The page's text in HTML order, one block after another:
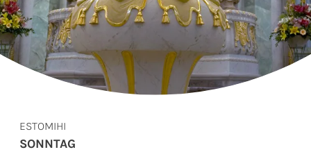
ESTOMIHI
SONNTAG